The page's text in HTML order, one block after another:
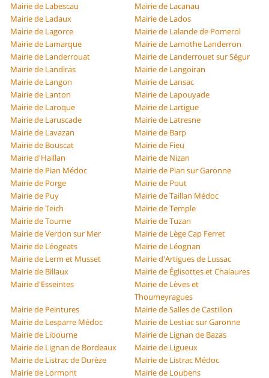
Mairie de Labescau
Mairie de Lacanau
Mairie de Ladaux
Mairie de Lados
Mairie de Lagorce
Mairie de Lalande de Pomerol
Mairie de Lamarque
Mairie de Lamothe Landerron
Mairie de Landerrouat
Mairie de Landerrouet sur Ségur
Mairie de Landiras
Mairie de Langoiran
Mairie de Langon
Mairie de Lansac
Mairie de Lanton
Mairie de Lapouyade
Mairie de Laroque
Mairie de Lartigue
Mairie de Laruscade
Mairie de Latresne
Mairie de Lavazan
Mairie de Barp
Mairie de Bouscat
Mairie de Fieu
Mairie d'Haillan
Mairie de Nizan
Mairie de Pian Médoc
Mairie de Pian sur Garonne
Mairie de Porge
Mairie de Pout
Mairie de Puy
Mairie de Taillan Médoc
Mairie de Teich
Mairie de Temple
Mairie de Tourne
Mairie de Tuzan
Mairie de Verdon sur Mer
Mairie de Lège Cap Ferret
Mairie de Léogeats
Mairie de Léognan
Mairie de Lerm et Musset
Mairie d'Artigues de Lussac
Mairie de Billaux
Mairie de Églisottes et Chalaures
Mairie d'Esseintes
Mairie de Lèves et
Thoumeyragues
Mairie de Peintures
Mairie de Salles de Castillon
Mairie de Lesparre Médoc
Mairie de Lestiac sur Garonne
Mairie de Libourne
Mairie de Lignan de Bazas
Mairie de Lignan de Bordeaux
Mairie de Ligueux
Mairie de Listrac de Durèze
Mairie de Listrac Médoc
Mairie de Lormont
Mairie de Loubens